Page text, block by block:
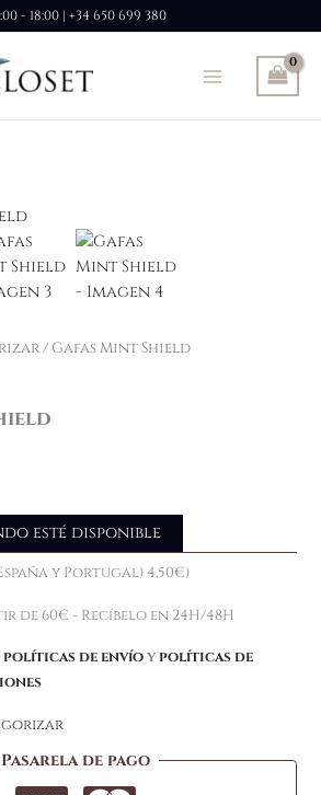
- 18:00 | +34 650 699 380
/ Gafas Mint Shield
esté disponible
y Portugal) 4,50€)
de 60€ - Recíbelo en 24H/48H
políticas de envíoy políticas de
Pasarela de pago